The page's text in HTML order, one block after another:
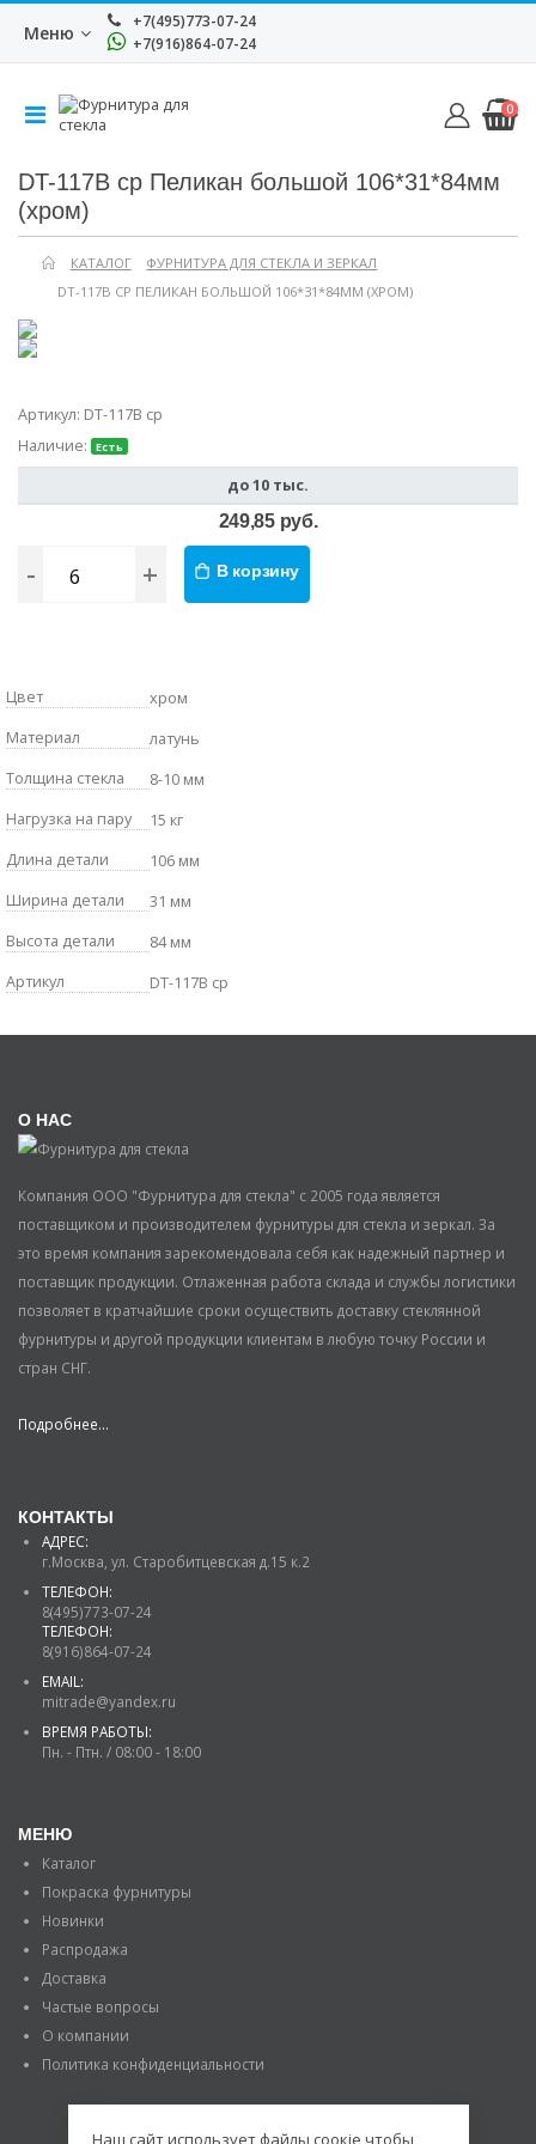
Меню
+7(495)773-07-24
+7(916)864-07-24
0
DT-117B cp Пеликан большой 106*31*84мм
(хром)
КАТАЛОГ
ФУРНИТУРА ДЛЯ СТЕКЛА И ЗЕРКАЛ
DT-117B CP ПЕЛИКАН БОЛЬШОЙ 106*31*84ММ (ХРОМ)
Артикул: DT-117B cp
Наличие:
Есть
до 10 тыс.
249,85 руб.
- + В корзину
Цвет
хром
Материал
латунь
Толщина стекла
8-10 мм
Нагрузка на пару
15 кг
Длина детали
106 мм
Ширина детали
31 мм
Высота детали
84 мм
Артикул
DT-117B cp
О НАС
Компания ООО "Фурнитура для стекла" с 2005 года является
поставщиком и производителем фурнитуры для стекла и зеркал. За
это время компания зарекомендовала себя как надежный партнер и
поставщик продукции. Отлаженная работа склада и службы логистики
позволяет в кратчайшие сроки осуществить доставку стеклянной
фурнитуры и другой продукции клиентам в любую точку России и
стран СНГ.
Подробнее...
КОНТАКТЫ
АДРЕС:
г.Москва, ул. Старобитцевская д.15 к.2
ТЕЛЕФОН:
8(495)773-07-24
ТЕЛЕФОН:
8(916)864-07-24
EMAIL:
mitrade@yandex.ru
ВРЕМЯ РАБОТЫ:
Пн. - Птн. / 08:00 - 18:00
МЕНЮ
Каталог
Покраска фурнитуры
Новинки
Распродажа
Доставка
Частые вопросы
О компании
Политика конфиденциальности
Наш сайт использует файлы соокіе чтобы